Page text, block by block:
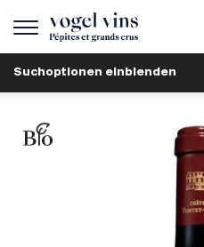
Suchoptionen einblenden
Navigation
zeigen
Champagner